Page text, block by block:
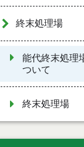
終末処理場
能代終末処理
ついて
終末処理場